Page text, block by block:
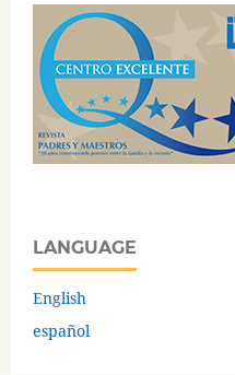
LANGUAGE
English
español